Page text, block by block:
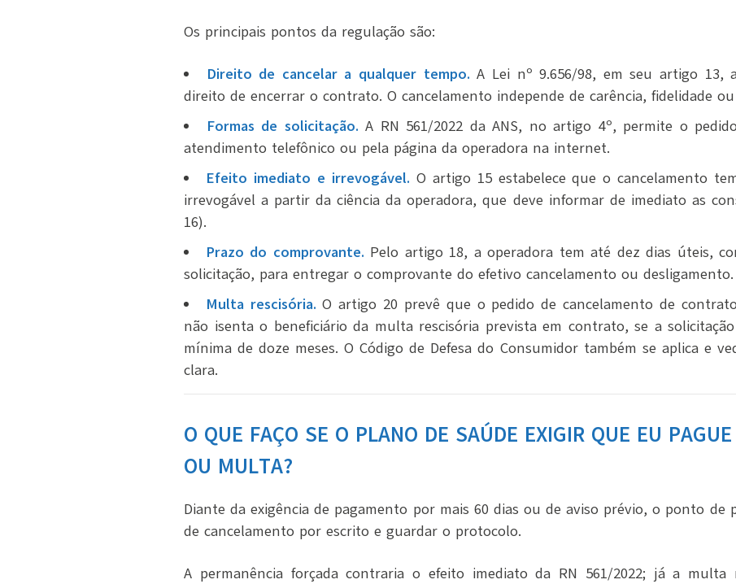
Os principais pontos da regulação são:
Direito de cancelar a qualquer tempo. A Lei nº 9.656/98, em seu artigo 13,
direito de encerrar o contrato. O cancelamento independe de carência, fidelidade
Formas de solicitação. A RN 561/2022 da ANS, no artigo 4º, permite o
atendimento telefônico ou pela página da operadora na internet.
Efeito imediato e irrevogável. O artigo 15 estabelece que o cancelamento
irrevogável a partir da ciência da operadora, que deve informar de imediato as
16).
Prazo do comprovante. Pelo artigo 18, a operadora tem até dez dias úteis,
solicitação, para entregar o comprovante do efetivo cancelamento ou desligamento.
Multa rescisória. O artigo 20 prevê que o pedido de cancelamento de
não isenta o beneficiário da multa rescisória prevista em contrato, se a
mínima de doze meses. O Código de Defesa do Consumidor também se aplica e
clara.
O QUE FAÇO SE O PLANO DE SAÚDE EXIGIR QUE EU
OU MULTA?
Diante da exigência de pagamento por mais 60 dias ou de aviso prévio, o ponto de
de cancelamento por escrito e guardar o protocolo.
A permanência forçada contraria o efeito imediato da RN 561/2022; já a multa